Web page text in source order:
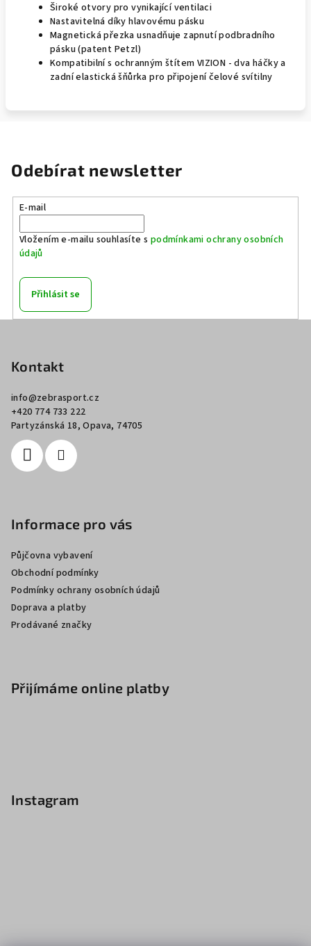
Široké otvory pro vynikající ventilaci
Nastavitelná díky hlavovému pásku
Magnetická přezka usnadňuje zapnutí podbradního
pásku (patent Petzl)
Kompatibilní s ochranným štítem VIZION - dva háčky a
zadní elastická šňůrka pro připojení čelové svítilny
Odebírat newsletter
E-mail
Vložením e-mailu souhlasíte s podmínkami ochrany osobních
údajů
Přihlásit se
Kontakt
info@zebrasport.cz
+420 774 733 222
Partyzánská 18, Opava, 74705
Informace pro vás
Půjčovna vybavení
Obchodní podmínky
Podmínky ochrany osobních údajů
Doprava a platby
Prodávané značky
Přijímáme online platby
Instagram